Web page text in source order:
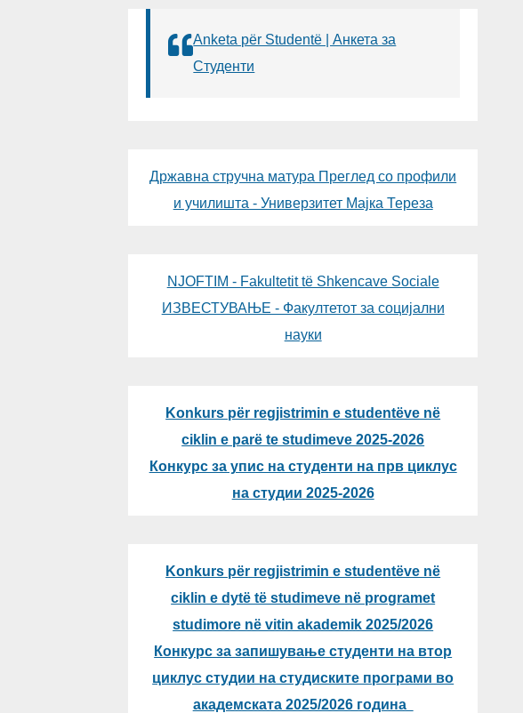
Anketa për Studentë | Анкета за
Студенти
Државна стручна матура Преглед со профили
и училишта - Универзитет Мајка Тереза
NJOFTIM - Fakultetit të Shkencave Sociale
ИЗВЕСТУВАЊЕ - Факултетот за социјални
науки
Konkurs për regjistrimin e studentëve në
ciklin e parë te studimeve 2025-2026
Конкурс за упис на студенти на прв циклус
на студии 2025-2026
Konkurs për regjistrimin e studentëve në
ciklin e dytë të studimeve në programet
studimore në vitin akademik 2025/2026
Конкурс за запишување студенти на втор
циклус студии на студиските програми во
академската 2025/2026 година